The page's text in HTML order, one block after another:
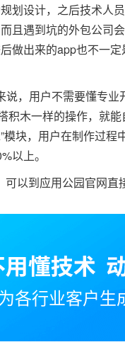
划设计，之后技术人
且遇到坑的外包公司
做出来的app也不一
说，用户不需要懂专
木一样的操作，就
块，用户在制作过
以上。
以到应用公园官网直
各行业客户生